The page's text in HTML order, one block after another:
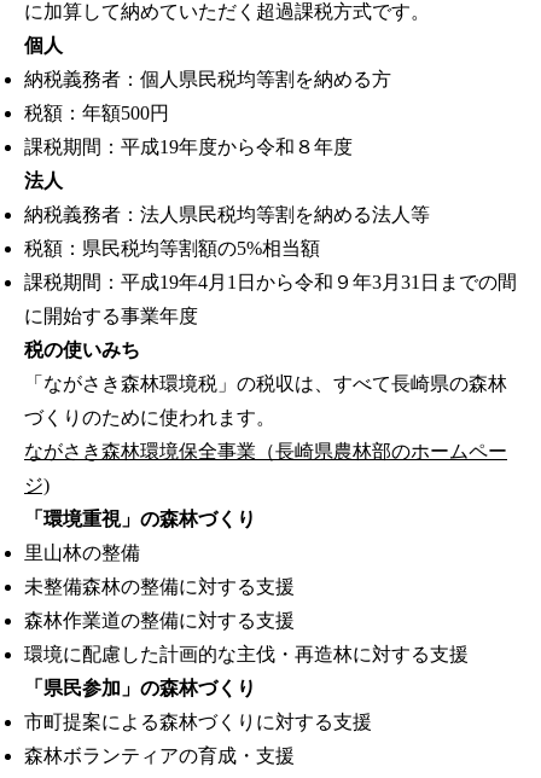
に加算して納めていただく超過課税方式です。
個人
納税義務者：個人県民税均等割を納める方
税額：年額500円
課税期間：平成19年度から令和８年度
法人
納税義務者：法人県民税均等割を納める法人等
税額：県民税均等割額の5%相当額
課税期間：平成19年4月1日から令和９年3月31日までの間
に開始する事業年度
税の使いみち
「ながさき森林環境税」の税収は、すべて長崎県の森林
づくりのために使われます。
ながさき森林環境保全事業（長崎県農林部のホームペー
ジ)
「環境重視」の森林づくり
里山林の整備
未整備森林の整備に対する支援
森林作業道の整備に対する支援
環境に配慮した計画的な主伐・再造林に対する支援
「県民参加」の森林づくり
市町提案による森林づくりに対する支援
森林ボランティアの育成・支援